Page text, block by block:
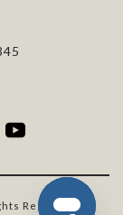
Reserved.